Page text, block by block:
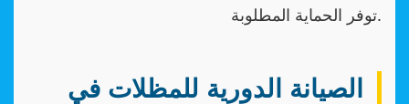
توفر الحماية المطلوبة.
الصيانة الدورية للمظلات في